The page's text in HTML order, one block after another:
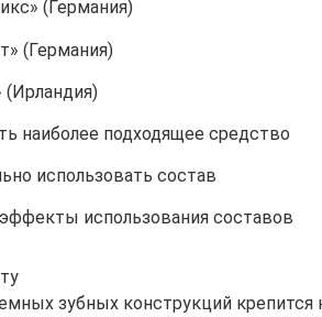
(Германия)
(Германия)
(Ирландия)
наиболее подходящее средство
использовать состав
использования составов
зубных конструкций крепится